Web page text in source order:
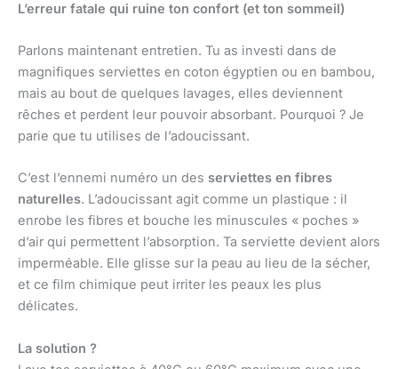
L’erreur fatale qui ruine ton confort (et ton sommeil)
Parlons maintenant entretien. Tu as investi dans de
magnifiques serviettes en coton égyptien ou en bambou,
mais au bout de quelques lavages, elles deviennent
rêches et perdent leur pouvoir absorbant. Pourquoi ? Je
parie que tu utilises de l’adoucissant.
C’est l’ennemi numéro un des serviettes en fibres
naturelles. L’adoucissant agit comme un plastique : il
enrobe les fibres et bouche les minuscules « poches »
d’air qui permettent l’absorption. Ta serviette devient alors
imperméable. Elle glisse sur la peau au lieu de la sécher,
et ce film chimique peut irriter les peaux les plus
délicates.
La solution ?